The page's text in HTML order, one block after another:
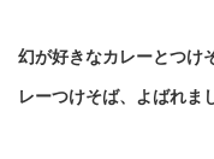
幻が好きなカレーとつけ
レーつけそば、よばれま